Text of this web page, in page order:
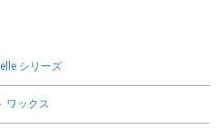
シリーズ
ワックス